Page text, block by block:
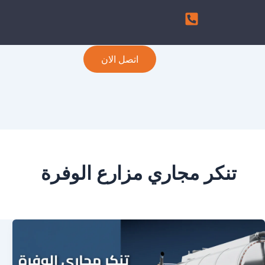
اتصل الان
تنكر مجاري مزارع الوفرة